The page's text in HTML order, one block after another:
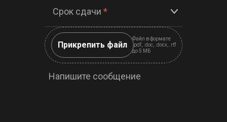
Срок сдачи *
Прикрепить файл
Файл в формате
.pdf, .doc, .docx, .rtf
до 5 МБ
Напишите сообщение